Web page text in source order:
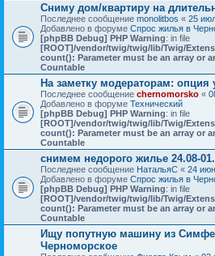
Сниму дом/квартиру на
Последнее сообщение monolitbos « 25
Добавлено в форуме Спрос жилья в
[phpBB Debug] PHP Warning: in file
[ROOT]/vendor/twig/twig/lib/Twig/
count(): Parameter must be an array or
Countable
На заметку модераторам: опция
Последнее сообщение chernomorsko «
Добавлено в форуме Технический
[phpBB Debug] PHP Warning: in file
[ROOT]/vendor/twig/twig/lib/Twig/
count(): Parameter must be an array or
Countable
снимем недорого жилье 24.08-
Последнее сообщение НатальяС « 24
Добавлено в форуме Спрос жилья в
[phpBB Debug] PHP Warning: in file
[ROOT]/vendor/twig/twig/lib/Twig/
count(): Parameter must be an array or
Countable
Ищу попутную машину из
Черноморское